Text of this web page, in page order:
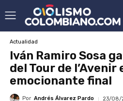
Actualidad
Iván Ramiro Sosa
del Tour de l’Avenir
emocionante final
Por Andrés Álvarez Pardo 23/08/